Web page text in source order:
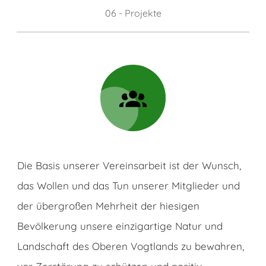
06 - Projekte
Die Basis unserer Vereinsarbeit ist der Wunsch,
das Wollen und das Tun unserer Mitglieder und
der übergroßen Mehrheit der hiesigen
Bevölkerung unsere einzigartige Natur und
Landschaft des Oberen Vogtlands zu bewahren,